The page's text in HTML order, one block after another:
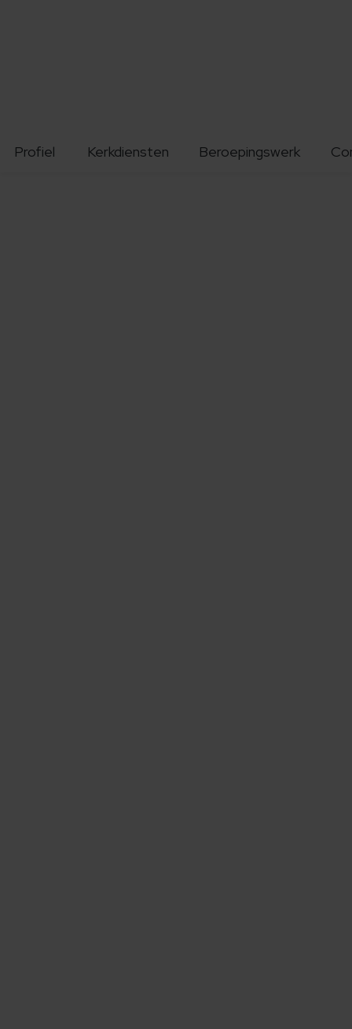
Profiel Kerkdiensten Beroepingswerk